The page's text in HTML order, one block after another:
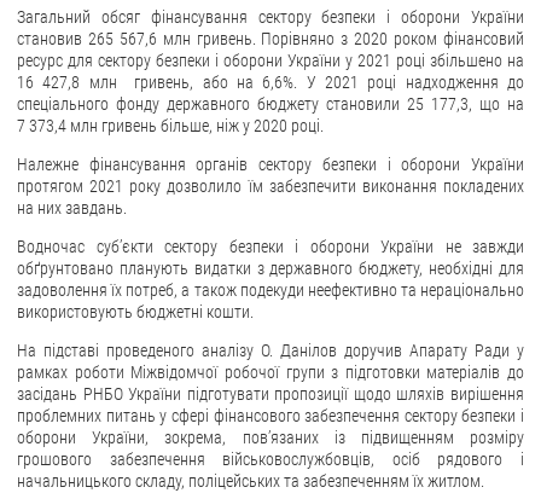
Звернення громадян
Електронне звернення
ДОСТУП ДО ПУБЛІЧНОЇ ІНФОРМАЦІЇ
Запит на отримання публічної інформації
Облік публічної інформації
Питання запобігання корупції
Публічні закупівлі
Внутрішній аудит
ДЕРЖАВНИЙ РЕЄСТР САНКЦІЙ
Загальний обсяг фінансування сектору безпеки і оборони України
становив 265 567,6 млн гривень. Порівняно з 2020 роком фінансовий
ресурс для сектору безпеки і оборони України у 2021 році збільшено на
16 427,8 млн гривень, або на 6,6%. У 2021 році надходження до
спеціального фонду державного бюджету становили 25 177,3, що на
7 373,4 млн гривень більше, ніж у 2020 році.
Належне фінансування органів сектору безпеки і оборони України
протягом 2021 року дозволило їм забезпечити виконання покладених
на них завдань.
Водночас суб’єкти сектору безпеки і оборони України не завжди
обґрунтовано планують видатки з державного бюджету, необхідні для
задоволення їх потреб, а також подекуди неефективно та нераціонально
використовують бюджетні кошти.
На підставі проведеного аналізу О. Данілов доручив Апарату Ради у
рамках роботи Міжвідомчої робочої групи з підготовки матеріалів до
засідань РНБО України підготувати пропозиції щодо шляхів вирішення
проблемних питань у сфері фінансового забезпечення сектору безпеки і
оборони України, зокрема, пов’язаних із підвищенням розміру
грошового забезпечення військовослужбовців, осіб рядового і
начальницького складу, поліцейських та забезпеченням їх житлом.